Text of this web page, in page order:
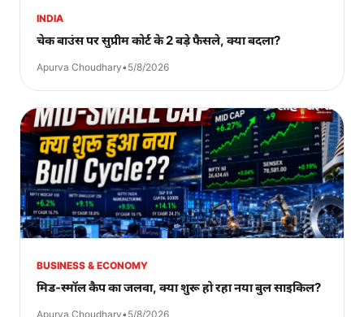
INDIA
चेक बाउंस पर सुप्रीम कोर्ट के 2 बड़े फैसले, क्या बदला?
Apurva Choudhary•5/8/2026
BUSINESS & ECONOMY
मिड-स्मॉल कैप का जलवा, क्या शुरू हो रहा नया बुल साइकिल?
Apurva Choudhary•5/8/2026